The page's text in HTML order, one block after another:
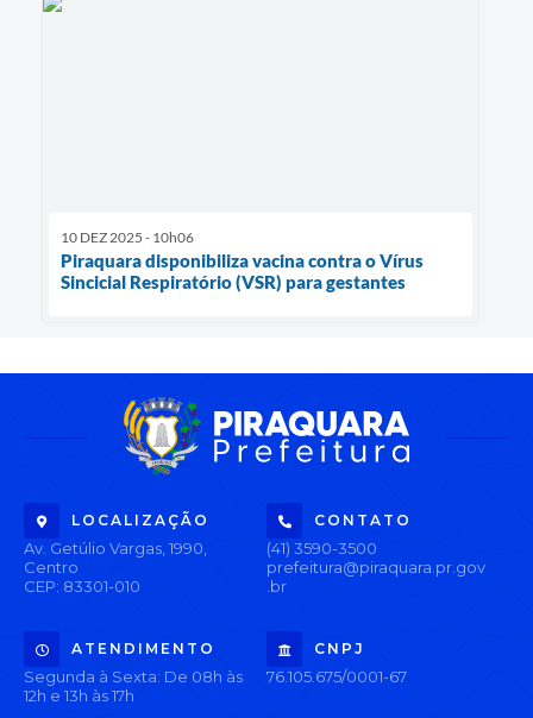
10 DEZ 2025 - 10h06
Piraquara disponibiliza vacina contra o Vírus
Sincicial Respiratório (VSR) para gestantes
LOCALIZAÇÃO
Av. Getúlio Vargas, 1990,
Centro
CEP: 83301-010
CONTATO
(41) 3590-3500
prefeitura@piraquara.pr.gov
.br
ATENDIMENTO
Segunda à Sexta: De 08h às
12h e 13h às 17h
CNPJ
76.105.675/0001-67